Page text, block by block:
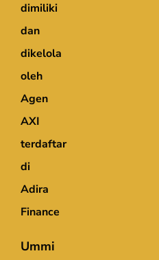
dimiliki
dan
dikelola
oleh
Agen
AXI
terdaftar
di
Adira
Finance
Ummi